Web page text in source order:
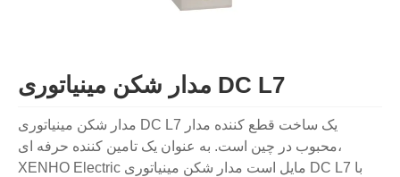
مدار شکن مینیاتوری DC L7
مدار شکن مینیاتوری DC L7 یک ساخت قطع کننده مدار
محبوب در چین است. به عنوان یک تامین کننده حرفه ای،
XENHO Electric مایل است مدار شکن مینیاتوری DC L7 با